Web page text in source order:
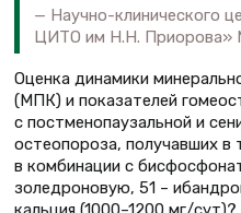
Научно-клинического
ЦИТО им Н.Н. Приорова»
Оценка динамики
(МПК) и показателей
с постменопаузальной и
остеопороза, получавших в
в комбинации с
золедроновую, 51 –